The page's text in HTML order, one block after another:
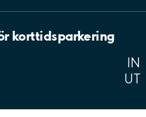
korttidsparkering
IN
UT